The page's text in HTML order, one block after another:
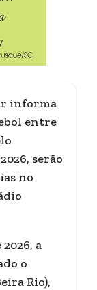
informa
entre
serão
no
a
o
Rio),